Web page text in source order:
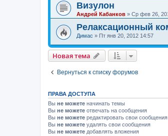
Визулон
Андрей Кабанков » Ср фев 26,
Релаксационный
Димас » Пт янв 20, 2012 14:57
Новая тема
Вернуться к списку форумов
ПРАВА ДОСТУПА
Вы не можете начинать темы
Вы не можете отвечать на сообщения
Вы не можете редактировать свои сообщения
Вы не можете удалять свои сообщения
Вы не можете добавлять вложения